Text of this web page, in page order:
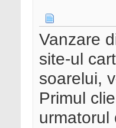
Vanzare
site-ul
soarelui,
Primul
urmatorul